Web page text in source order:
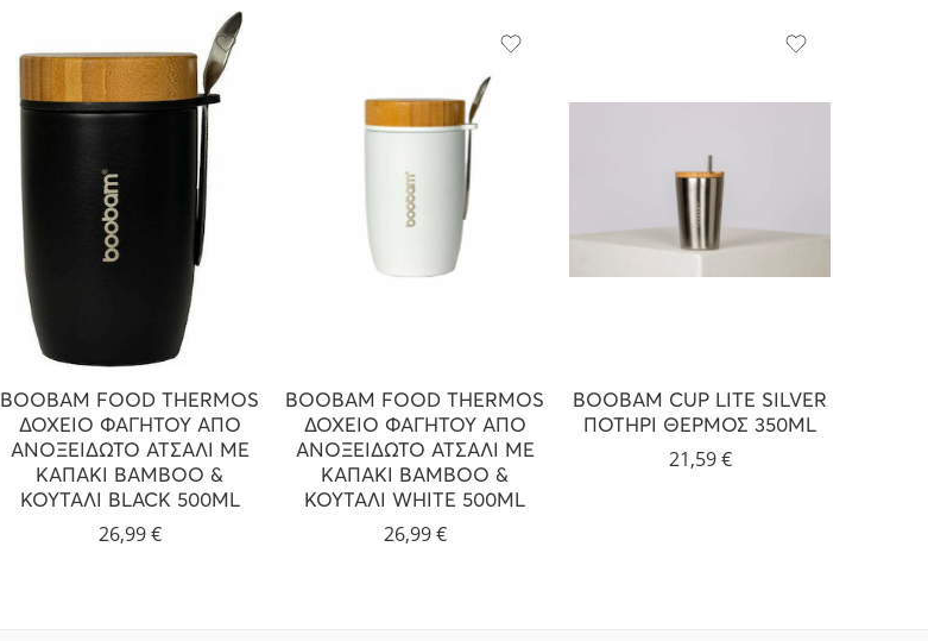
BOOBAM FOOD THERMOS
ΔΟΧΕΙΟ ΦΑΓΗΤΟΥ ΑΠΟ
ΑΝΟΞΕΙΔΩΤΟ ΑΤΣΑΛΙ ΜΕ
ΚΑΠΑΚΙ BAMBOO &
ΚΟΥΤΑΛΙ BLACK 500ML
26,99€
BOOBAM FOOD THERMOS
ΔΟΧΕΙΟ ΦΑΓΗΤΟΥ ΑΠΟ
ΑΝΟΞΕΙΔΩΤΟ ΑΤΣΑΛΙ ΜΕ
ΚΑΠΑΚΙ BAMBOO &
ΚΟΥΤΑΛΙ WHITE 500ML
26,99€
BOOBAM CUP LITE SILVER
ΠΟΤΗΡΙ ΘΕΡΜΟΣ 350ML
21,59€